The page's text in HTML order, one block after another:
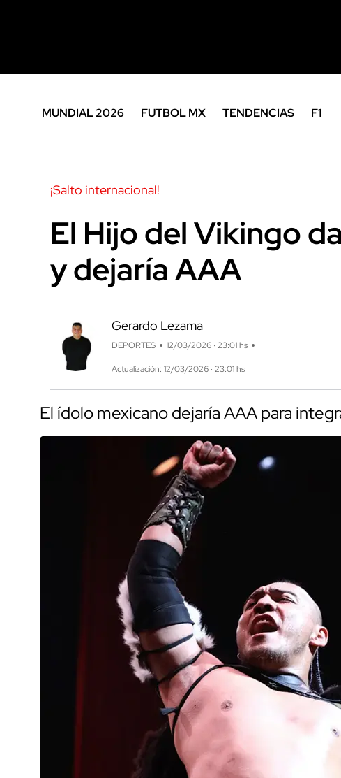
MUNDIAL 2026 FUTBOL MX TENDENCIAS
F1
¡Salto internacional!
El Hijo del Vikingo
y dejaría AAA
Gerardo Lezama
DEPORTES 12/03/2026 · 23:01 hs
Actualización: 12/03/2026 · 23:01 hs
El ídolo mexicano dejaría AAA para